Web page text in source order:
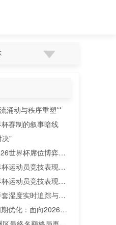
涌动与秩序重塑**
赛制的叙事暗线
”
世界杯席位博弈与
运动员竞技表现的
运动员竞技表现的
湿度实时追踪与赛
优化：面向2026世